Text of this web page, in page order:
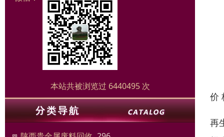
本站共被浏览过 6440495 次
价
再